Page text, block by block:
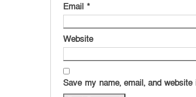
Email *
Website
Save my name, email, and